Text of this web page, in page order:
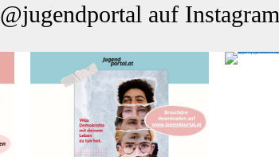
@jugendportal auf Instagram